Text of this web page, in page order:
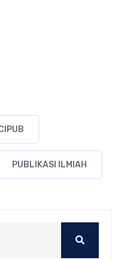
PUBLIKASI ILMIAH